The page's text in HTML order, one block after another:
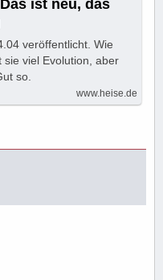
ist neu, das
veröffentlicht. Wie
sie viel Evolution, aber
so.
www.heise.de